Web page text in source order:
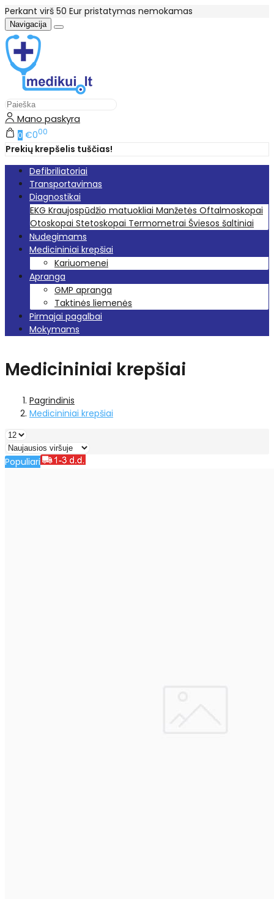
Perkant virš 50 Eur pristatymas nemokamas
Navigacija
Mano paskyra
0 €000
Prekių krepšelis tuščias!
Defibriliatoriai
Transportavimas
Diagnostikai
EKG Kraujospūdžio matuokliai Manžetės Oftalmoskopai
Otoskopai Stetoskopai Termometrai Šviesos šaltiniai
Nudegimams
Medicininiai krepšiai
Kariuomenei
Apranga
GMP apranga
Taktinės liemenės
Pirmajai pagalbai
Mokymams
Medicininiai krepšiai
Pagrindinis
Medicininiai krepšiai
Populiari